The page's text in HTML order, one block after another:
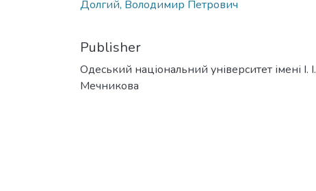
Долгий, Володимир Петрович
Publisher
Одеський національний університет імені І. І.
Мечникова